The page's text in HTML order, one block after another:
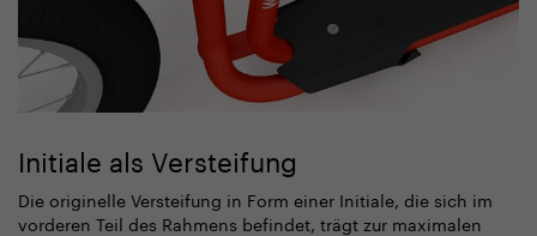
Initiale als Versteifung
Die originelle Versteifung in Form einer Initiale, die sich im
vorderen Teil des Rahmens befindet, trägt zur maximalen